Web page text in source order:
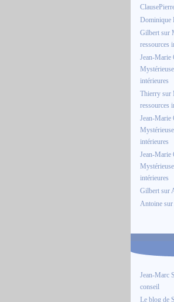
Dominique
Gilbert sur
ressources
Jean-Marie
intérieures
Thierry sur
ressources
Jean-Marie
intérieures
Jean-Marie
intérieures
Gilbert sur
Antoine sur
Jean-Marc
conseil
Le blog de